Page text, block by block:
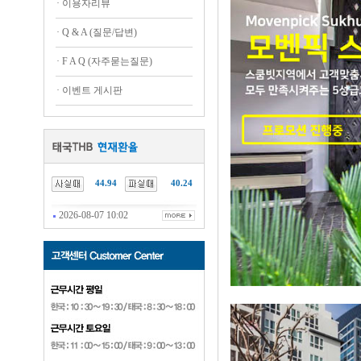
· 이용자리뷰
· Q & A (질문/답변)
· F A Q (자주묻는질문)
· 이벤트 게시판
44.94 40.24
2026-08-07 10:02